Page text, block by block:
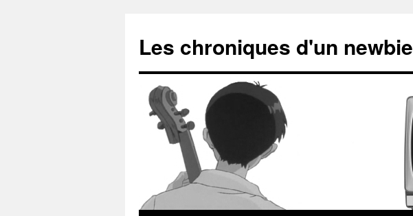
Les chroniques d'un newbie